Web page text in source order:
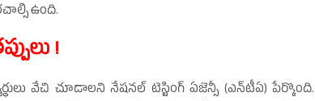
ఉంది.
!
వేచి చూడాలని నేషనల్‌ టెస్టింగ్‌ ఏజెన్సీ (ఎన్‌టీఏ) పేర్కొంది.